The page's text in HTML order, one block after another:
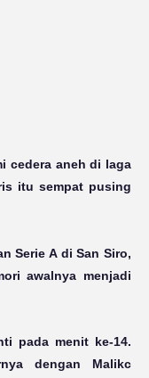
cedera aneh di laga
itu sempat pusing
Serie A di San Siro,
awalnya menjadi
pada menit ke-14.
dengan Malikc